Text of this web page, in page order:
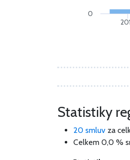
0
Statistiky
20 smluv za
Celkem 0,0 %